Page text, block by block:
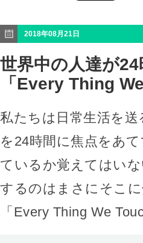
2018年08月21日
世界中の人達が
「Every Thing
私たちは日常生活を
を24時間に焦点をあ
ているか覚えてはい
するのはまさにそこ
「Every Thing We